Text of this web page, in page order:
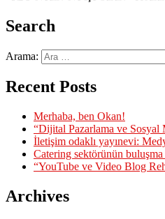
Search
Arama:
Recent Posts
Merhaba, ben Okan!
“Dijital Pazarlama ve Sosyal
İletişim odaklı yayınevi:
Catering sektörünün
“YouTube ve Video Blog
Archives